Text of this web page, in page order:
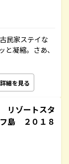
民家ステイな
凝縮。さあ、
詳細を見る
リゾートスタ
島 ２０１８